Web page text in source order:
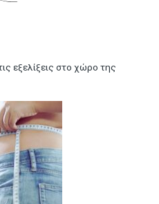
εξελίξεις στο χώρο της